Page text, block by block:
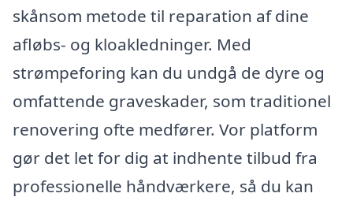
skånsom metode til reparation af dine
afløbs- og kloakledninger. Med
strømpeforing kan du undgå de dyre og
omfattende graveskader, som traditionel
renovering ofte medfører. Vor platform
gør det let for dig at indhente tilbud fra
professionelle håndværkere, så du kan